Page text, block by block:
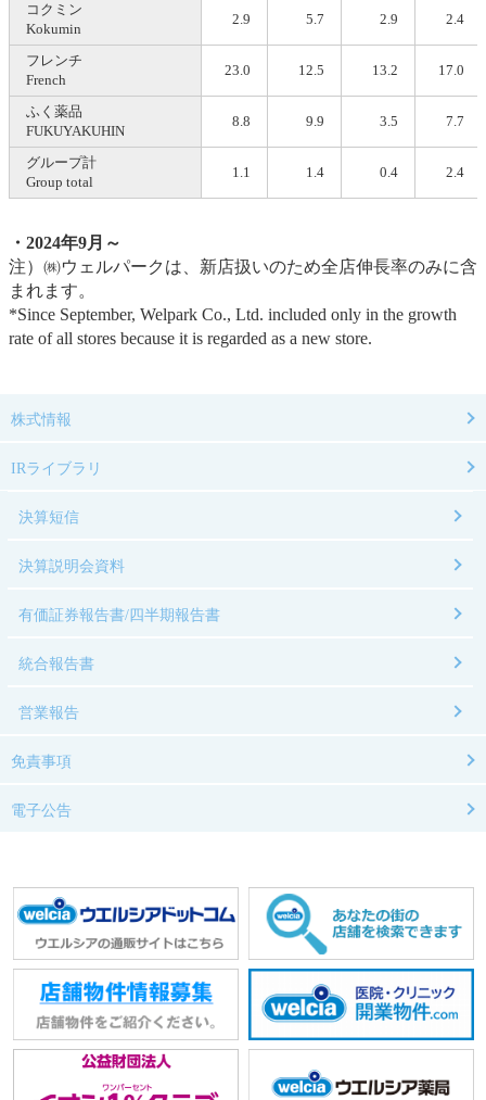
株式情報
IRライブラリ
決算短信
決算説明会資料
有価証券報告書/四半期報告書
統合報告書
営業報告
免責事項
電子公告
コクミン
Kokumin
2.9 5.7 2.9 2.4
フレンチ
French
23.0 12.5 13.2 17.0
ふく薬品
FUKUYAKUHIN
8.8 9.9 3.5 7.7
グループ計
Group total
1.1 1.4 0.4 2.4
・2024年9月～
注）㈱ウェルパークは、新店扱いのため全店伸長率のみに含
まれます。
*Since September, Welpark Co., Ltd. included only in the growth
rate of all stores because it is regarded as a new store.